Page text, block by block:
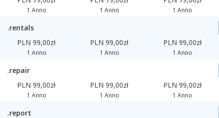
1 Anno 1 Anno 1 Anno
.rentals
PLN 99,00zł
1 Anno
PLN 99,00zł
1 Anno
PLN 99,00zł
1 Anno
.repair
PLN 99,00zł
1 Anno
PLN 99,00zł
1 Anno
PLN 99,00zł
1 Anno
.report